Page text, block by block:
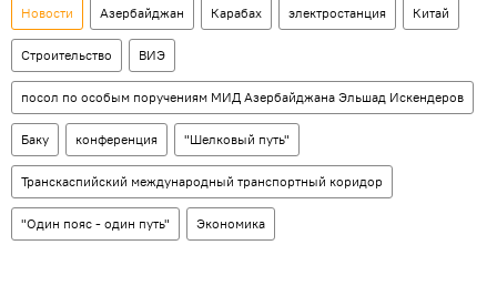
Новости Азербайджан Карабах электростанция Китай
Строительство ВИЭ
посол по особым поручениям МИД Азербайджана Эльшад Искендеров
Баку конференция "Шелковый путь"
Транскаспийский международный транспортный коридор
"Один пояс - один путь" Экономика